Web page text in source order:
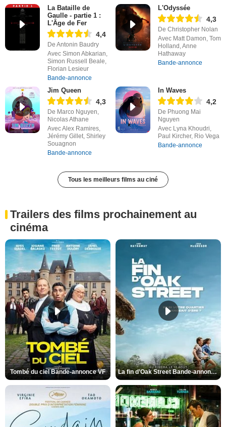
La Bataille de
Gaulle - partie 1 :
L'Âge de Fer
4,4
De Antonin Baudry
Avec Simon Abkarian,
Simon Russell Beale,
Florian Lesieur
Bande-annonce
L'Odyssée
4,3
De Christopher Nolan
Avec Matt Damon, Tom
Holland, Anne
Hathaway
Bande-annonce
Jim Queen
4,3
De Marco Nguyen,
Nicolas Athane
Avec Alex Ramires,
Jérémy Gillet, Shirley
Souagnon
Bande-annonce
In Waves
4,2
De Phuong Mai
Nguyen
Avec Lyna Khoudri,
Paul Kircher, Rio Vega
Bande-annonce
Tous les meilleurs films au ciné
Trailers des films prochainement au
cinéma
Tombé du ciel Bande-annonce VF La fin d’Oak Street Bande-annonce VO STFR